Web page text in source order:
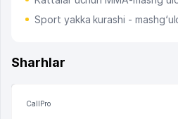
Sport yakka kurashi -
Sharhlar
CallPro